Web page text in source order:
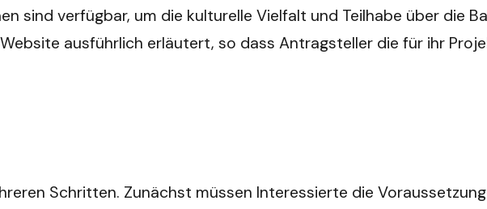
sind verfügbar, um die kulturelle Vielfalt und Teilhabe über die
ausführlich erläutert, so dass Antragsteller die für ihr
Schritten. Zunächst müssen Interessierte die